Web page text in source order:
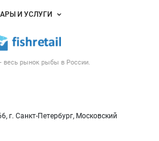
весь рынок рыбы в России.
г. Санкт-Петербург, Московский
рекламы
оферта
информация
персональных данных
Объявления
рынка
Блог
И УСЛУГИ
Рыба
Икра